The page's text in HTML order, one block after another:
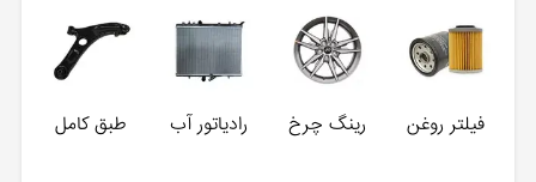
فیلتر روغن رینگ چرخ رادیاتور آب طبق کامل